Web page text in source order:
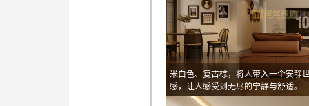
米白色、复古棕，将人带入一个安静
感，让人感受到无尽的宁静与舒适。